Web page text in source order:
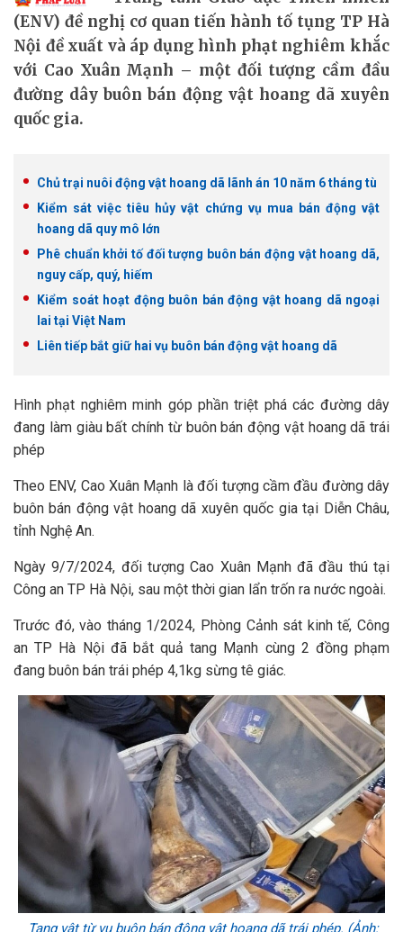
(ENV) đề nghị cơ quan tiến hành tố tụng TP Hà
Nội đề xuất và áp dụng hình phạt nghiêm khắc
với Cao Xuân Mạnh – một đối tượng cầm đầu
đường dây buôn bán động vật hoang dã xuyên
quốc gia.
Chủ trại nuôi động vật hoang dã lãnh án 10 năm 6 tháng tù
Kiểm sát việc tiêu hủy vật chứng vụ mua bán động vật
hoang dã quy mô lớn
Phê chuẩn khởi tố đối tượng buôn bán động vật hoang dã,
nguy cấp, quý, hiếm
Kiểm soát hoạt động buôn bán động vật hoang dã ngoại
lai tại Việt Nam
Liên tiếp bắt giữ hai vụ buôn bán động vật hoang dã
Hình phạt nghiêm minh góp phần triệt phá các đường dây
đang làm giàu bất chính từ buôn bán động vật hoang dã trái
phép
Theo ENV, Cao Xuân Mạnh là đối tượng cầm đầu đường dây
buôn bán động vật hoang dã xuyên quốc gia tại Diễn Châu,
tỉnh Nghệ An.
Ngày 9/7/2024, đối tượng Cao Xuân Mạnh đã đầu thú tại
Công an TP Hà Nội, sau một thời gian lẩn trốn ra nước ngoài.
Trước đó, vào tháng 1/2024, Phòng Cảnh sát kinh tế, Công
an TP Hà Nội đã bắt quả tang Mạnh cùng 2 đồng phạm
đang buôn bán trái phép 4,1kg sừng tê giác.
Tang vật từ vụ buôn bán động vật hoang dã trái phép. (Ảnh: